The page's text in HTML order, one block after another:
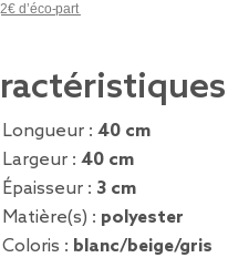
d’éco-part
Longueur : 40 cm
Largeur : 40 cm
Épaisseur : 3 cm
Matière(s) : polyester
Coloris : blanc/beige/gris